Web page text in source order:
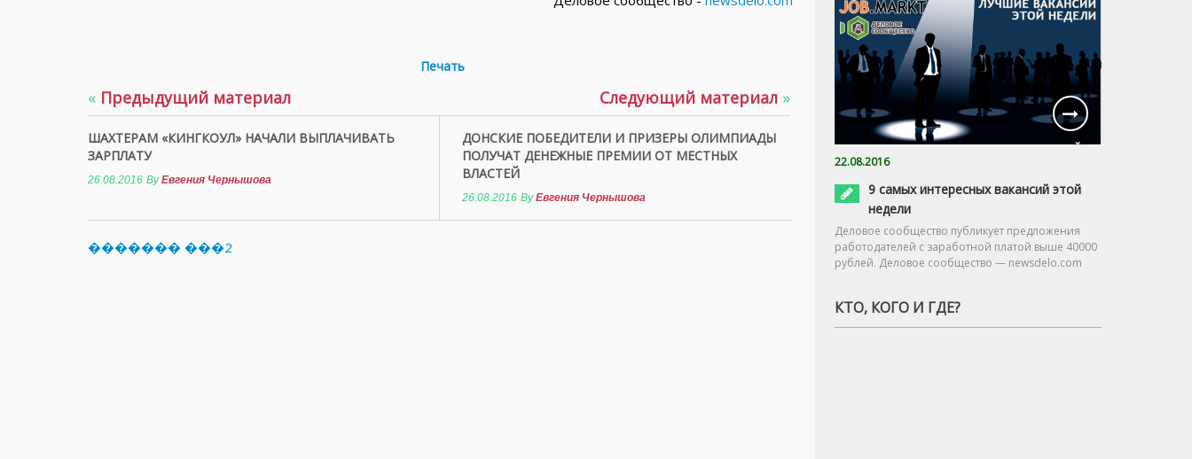
Печать
« Предыдущий материал
ШАХТЕРАМ «КИНГКОУЛ» НАЧАЛИ ВЫПЛАЧИВАТЬ
ЗАРПЛАТУ
26.08.2016 ByЕвгения Чернышова
Следующий материал »
ДОНСКИЕ ПОБЕДИТЕЛИ И ПРИЗЕРЫ ОЛИМПИАДЫ
ПОЛУЧАТ ДЕНЕЖНЫЕ ПРЕМИИ ОТ МЕСТНЫХ
ВЛАСТЕЙ
26.08.2016 ByЕвгения Чернышова
������� ���2
22.08.2016
9 самых интересных вакансий этой
недели
Деловое сообщество публикует предложения
работодателей с заработной платой выше 40000
рублей. Деловое сообщество — newsdelo.com
КТО, КОГО И ГДЕ?